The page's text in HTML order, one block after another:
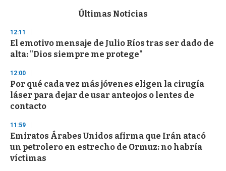
d
s
o
f
3
s
e
c
o
d
s
Últimas Noticias
12:11
El emotivo mensaje de Julio Ríos tras ser dado de
alta: "Dios siempre me protege"
12:00
Por qué cada vez más jóvenes eligen la cirugía
láser para dejar de usar anteojos o lentes de
contacto
11:59
Emiratos Árabes Unidos afirma que Irán atacó
un petrolero en estrecho de Ormuz: no habría
víctimas